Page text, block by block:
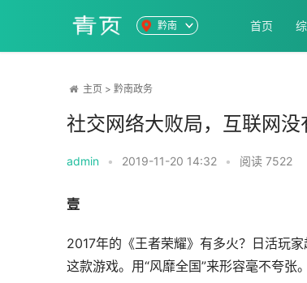
黔南 首页
主页 > 黔南政务
社交网络大败局，互联网没
admin • 2019-11-20 14:32 • 阅读 7522
壹
2017年的《王者荣耀》有多火？日活玩
这款游戏。用“风靡全国”来形容毫不夸张。